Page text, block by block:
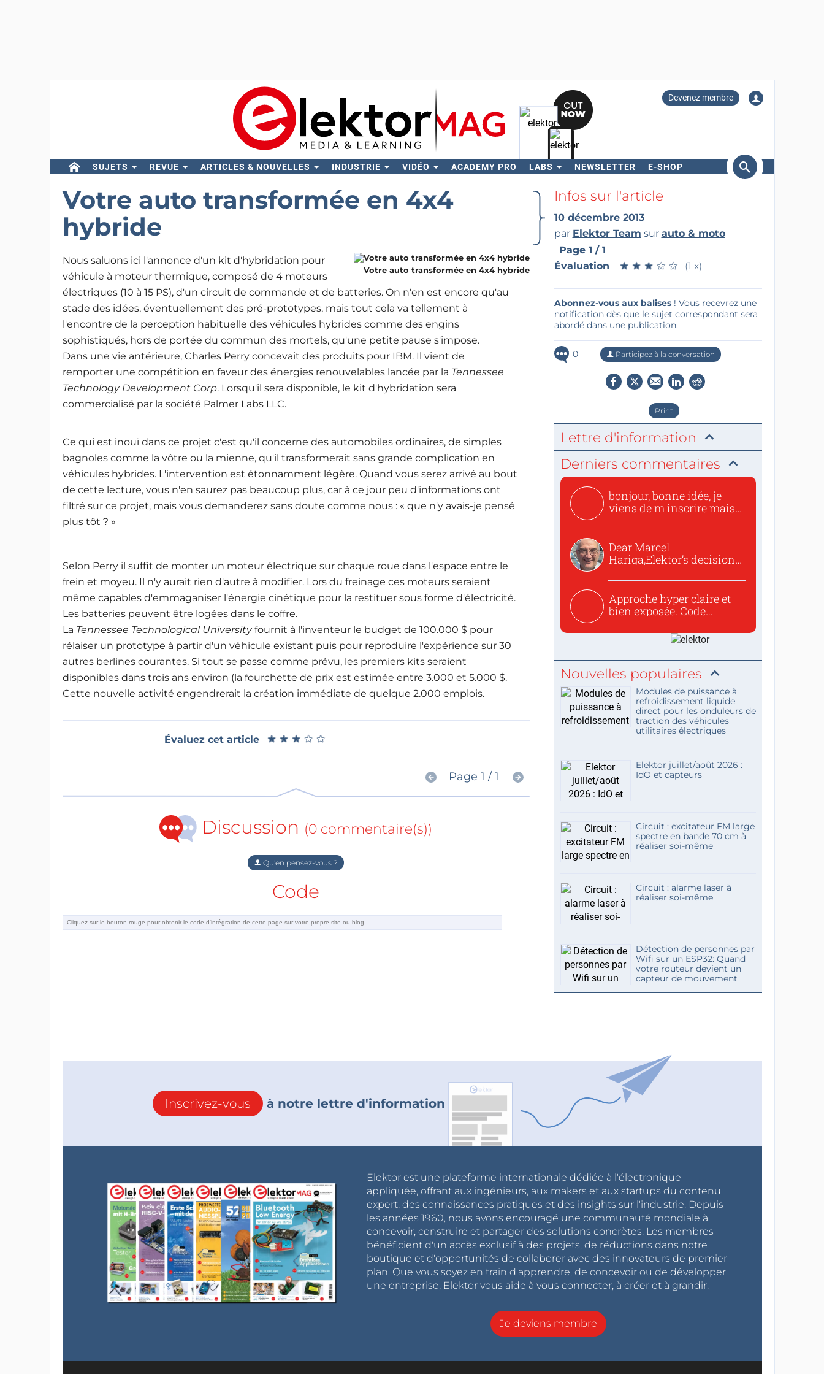
Devenez membre
SUJETS REVUE ARTICLES & NOUVELLES INDUSTRIE VIDÉO ACADEMY PRO LABS NEWSLETTER E-SHOP
Rechercher
Votre auto transformée en 4x4
hybride
Votre auto transformée en 4x4 hybride
Nous saluons ici l'annonce d'un kit d'hybridation pour
véhicule à moteur thermique, composé de 4 moteurs
électriques (10 à 15 PS), d'un circuit de commande et de batteries. On n'en est encore qu'au
stade des idées, éventuellement des pré-prototypes, mais tout cela va tellement à
l'encontre de la perception habituelle des véhicules hybrides comme des engins
sophistiqués, hors de portée du commun des mortels, qu'une petite pause s'impose.
Dans une vie antérieure, Charles Perry concevait des produits pour IBM. Il vient de
remporter une compétition en faveur des énergies renouvelables lancée par la Tennessee
Technology Development Corp. Lorsqu'il sera disponible, le kit d'hybridation sera
commercialisé par la société Palmer Labs LLC.
Ce qui est inouï dans ce projet c'est qu'il concerne des automobiles ordinaires, de simples
bagnoles comme la vôtre ou la mienne, qu'il transformerait sans grande complication en
véhicules hybrides. L'intervention est étonnamment légère. Quand vous serez arrivé au bout
de cette lecture, vous n'en saurez pas beaucoup plus, car à ce jour peu d'informations ont
filtré sur ce projet, mais vous demanderez sans doute comme nous : « que n'y avais-je pensé
plus tôt ? »
Selon Perry il suffit de monter un moteur électrique sur chaque roue dans l'espace entre le
frein et moyeu. Il n'y aurait rien d'autre à modifier. Lors du freinage ces moteurs seraient
même capables d'emmaganiser l'énergie cinétique pour la restituer sous forme d'électricité.
Les batteries peuvent être logées dans le coffre.
La Tennessee Technological Universityfournit à l'inventeur le budget de 100.000 $ pour
rélaiser un prototype à partir d'un véhicule existant puis pour reproduire l'expérience sur 30
autres berlines courantes. Si tout se passe comme prévu, les premiers kits seraient
disponibles dans trois ans environ (la fourchette de prix est estimée entre 3.000 et 5.000 $.
Cette nouvelle activité engendrerait la création immédiate de quelque 2.000 emplois.
Évaluez cet article ★ ★ ★ ★ ★
★ ★ ★ ★ ★
Page 1 / 1
Discussion (0 commentaire(s))
Qu'en pensez-vous ?
Code
Infos sur l'article
10 décembre 2013
par Elektor Team sur auto & moto
Page 1 / 1
Évaluation
★ ★ ★ ★ ★
★ ★ ★ ★ ★ (1 x)
Abonnez-vous aux balises! Vous recevrez une
notification dès que le sujet correspondant sera
abordé dans une publication.
0 Participez à la conversation
Print
Lettre d'information
Derniers commentaires
bonjour, bonne idée, je
viens de m inscrire mais
Dear Marcel
Hariga,Elektor’s decision
Approche hyper claire et
bien exposée. Code
Nouvelles populaires
Modules de puissance à
refroidissement liquide
direct pour les onduleurs de
traction des véhicules
utilitaires électriques
Elektor juillet/août 2026 :
IdO et capteurs
Circuit : excitateur FM large
spectre en bande 70 cm à
réaliser soi-même
Circuit : alarme laser à
réaliser soi-même
Détection de personnes par
Wifi sur un ESP32: Quand
votre routeur devient un
capteur de mouvement
Inscrivez-vous à notre lettre d'information
Elektor est une plateforme internationale dédiée à l'électronique
appliquée, offrant aux ingénieurs, aux makers et aux startups du contenu
expert, des connaissances pratiques et des insights sur l'industrie. Depuis
les années 1960, nous avons encouragé une communauté mondiale à
concevoir, construire et partager des solutions concrètes. Les membres
bénéficient d'un accès exclusif à des projets, de réductions dans notre
boutique et d'opportunités de collaborer avec des innovateurs de premier
plan. Que vous soyez en train d'apprendre, de concevoir ou de développer
une entreprise, Elektor vous aide à vous connecter, à créer et à grandir.
Je deviens membre